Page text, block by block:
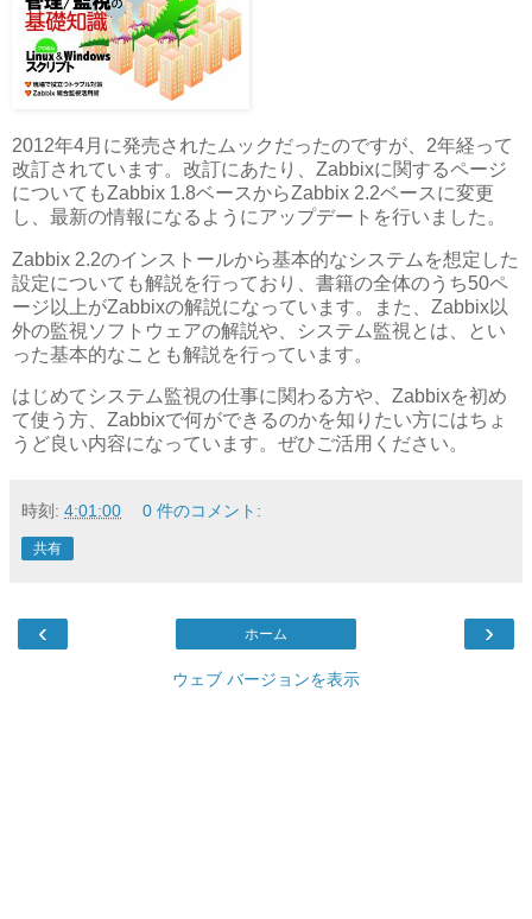
2012年4月に発売されたムックだったのですが、2年経って
改訂されています。改訂にあたり、Zabbixに関するページ
についてもZabbix 1.8ベースからZabbix 2.2ベースに変更
し、最新の情報になるようにアップデートを行いました。
Zabbix 2.2のインストールから基本的なシステムを想定した
設定についても解説を行っており、書籍の全体のうち50ペ
ージ以上がZabbixの解説になっています。また、Zabbix以
外の監視ソフトウェアの解説や、システム監視とは、とい
った基本的なことも解説を行っています。
はじめてシステム監視の仕事に関わる方や、Zabbixを初め
て使う方、Zabbixで何ができるのかを知りたい方にはちょ
うど良い内容になっています。ぜひご活用ください。
時刻: 4:01:00 0 件のコメント:
共有
‹ ›
ホーム
ウェブ バージョンを表示